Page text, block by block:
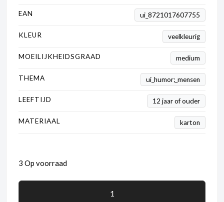
EAN ui_8721017607755
KLEUR veelkleurig
MOEILIJKHEIDSGRAAD medium
THEMA ui_humor;_mensen
LEEFTIJD 12 jaar of ouder
MATERIAAL karton
3 Op voorraad